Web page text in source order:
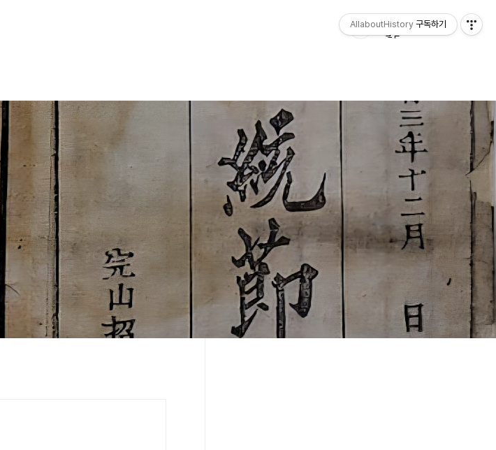
AllaboutHistory 구독하기